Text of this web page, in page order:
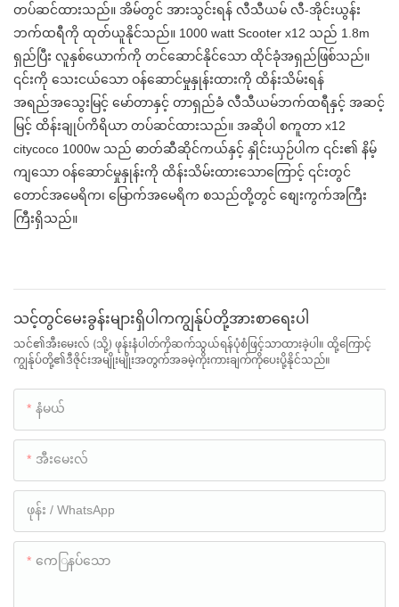
တပ်ဆင်ထားသည်။ အိမ်တွင် အားသွင်းရန် လီသီယမ် လီ-အိုင်းယွန်း
ဘက်ထရီကို ထုတ်ယူနိုင်သည်။ 1000 watt Scooter x12 သည် 1.8m
ရှည်ပြီး လူနှစ်ယောက်ကို တင်ဆောင်နိုင်သော ထိုင်ခုံအရှည်ဖြစ်သည်။
၎င်းကို သေးငယ်သော ဝန်ဆောင်မှုနှုန်းထားကို ထိန်းသိမ်းရန်
အရည်အသွေးမြင့် မော်တာနှင့် တာရှည်ခံ လီသီယမ်ဘက်ထရီနှင့် အဆင့်
မြင့် ထိန်းချုပ်ကိရိယာ တပ်ဆင်ထားသည်။ အဆိုပါ စကူတာ x12
citycoco 1000w သည် ဓာတ်ဆီဆိုင်ကယ်နှင့် နှိုင်းယှဉ်ပါက ၎င်း၏ နိမ့်
ကျသော ဝန်ဆောင်မှုနှုန်းကို ထိန်းသိမ်းထားသောကြောင့် ၎င်းတွင်
တောင်အမေရိက၊ မြောက်အမေရိက စသည်တို့တွင် စျေးကွက်အကြီး
ကြီးရှိသည်။
သင့်တွင်မေးခွန်းများရှိပါကကျွန်ုပ်တို့အားစာရေးပါ
သင်၏အီးမေးလ် (သို့) ဖုန်းနံပါတ်ကိုဆက်သွယ်ရန်ပုံစံဖြင့်သာထားခဲ့ပါ။ ထို့ကြောင့်
ကျွန်ုပ်တို့၏ဒီဇိုင်းအမျိုးမျိုးအတွက်အခမဲ့ကိုးကားချက်ကိုပေးပို့နိုင်သည်။
နံမယ်
အီးမေးလ်
ဖုန်း / WhatsApp
ကေြနပ်သော